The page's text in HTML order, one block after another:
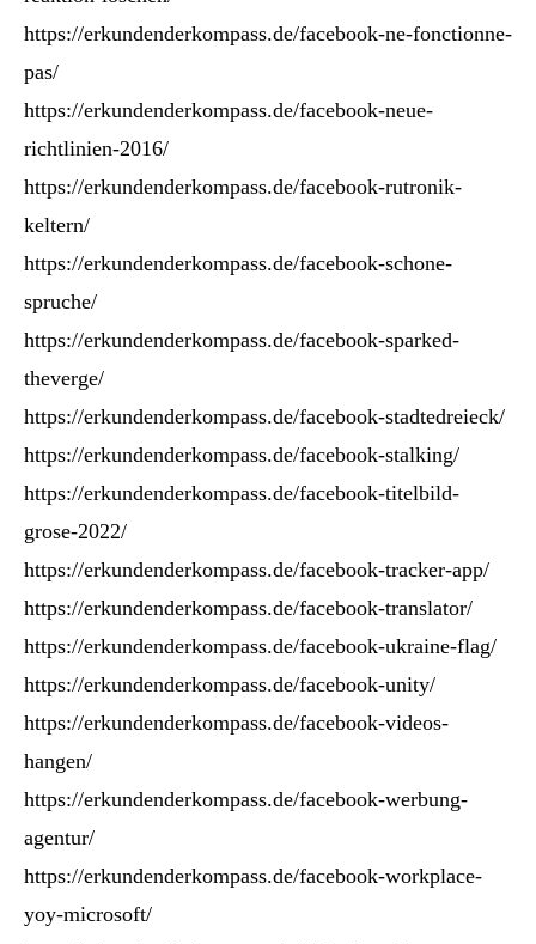
https://erkundenderkompass.de/facebook-ne-fonctionne-
pas/
https://erkundenderkompass.de/facebook-neue-
richtlinien-2016/
https://erkundenderkompass.de/facebook-rutronik-
keltern/
https://erkundenderkompass.de/facebook-schone-
spruche/
https://erkundenderkompass.de/facebook-sparked-
theverge/
https://erkundenderkompass.de/facebook-stadtedreieck/
https://erkundenderkompass.de/facebook-stalking/
https://erkundenderkompass.de/facebook-titelbild-
grose-2022/
https://erkundenderkompass.de/facebook-tracker-app/
https://erkundenderkompass.de/facebook-translator/
https://erkundenderkompass.de/facebook-ukraine-flag/
https://erkundenderkompass.de/facebook-unity/
https://erkundenderkompass.de/facebook-videos-
hangen/
https://erkundenderkompass.de/facebook-werbung-
agentur/
https://erkundenderkompass.de/facebook-workplace-
yoy-microsoft/